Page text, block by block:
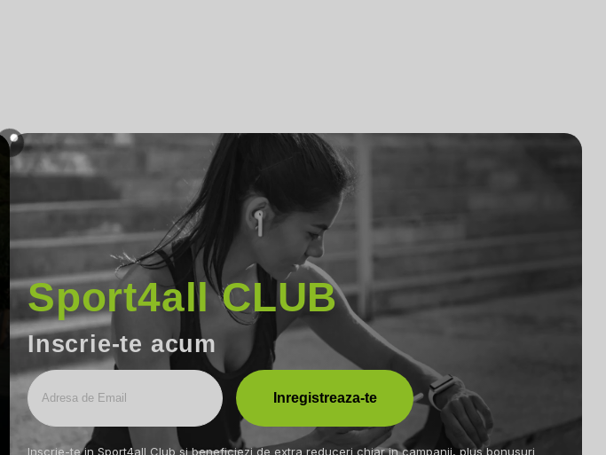
Sport4all CLUB
Inscrie-te acum
Inscrie-te in Sport4all Club si beneficiezi de extra reduceri chiar in campanii, plus bonusuri